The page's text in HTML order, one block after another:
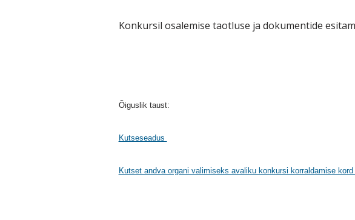
Konkursil osalemise taotluse ja dokumentide
Õiguslik taust:
Kutseseadus
Kutset andva organi valimiseks avaliku konkursi korraldamise